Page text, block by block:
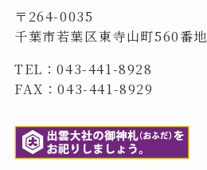
〒264-0035
千葉市若葉区東寺山町560番地
TEL：043-441-8928
FAX：043-441-8929